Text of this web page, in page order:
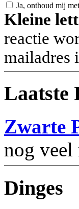
Ja, onthoud mij
Kleine
reactie
mailadres
Laatste
Zwarte
nog
Dinges